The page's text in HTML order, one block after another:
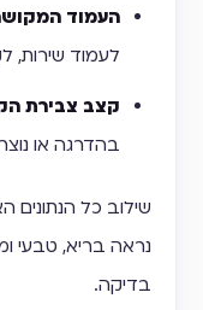
העמוד
לעמוד שירות,
קצב צבירת
בהדרגה או
שילוב כל הנתונים
נראה בריא, טבעי
בדיקה.